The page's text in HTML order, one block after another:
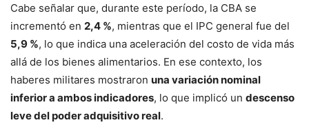
Cabe señalar que, durante este período, la CBA se
incrementó en 2,4 %, mientras que el IPC general fue del
5,9 %, lo que indica una aceleración del costo de vida más
allá de los bienes alimentarios. En ese contexto, los
haberes militares mostraron una variación nominal
inferior a ambos indicadores, lo que implicó un descenso
leve del poder adquisitivo real.